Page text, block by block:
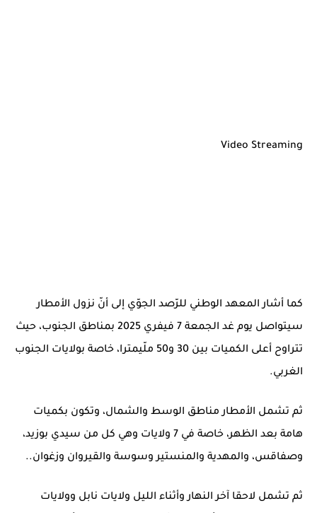
Video Streaming
كما أشار المعهد الوطني للرّصد الجوّي إلى أنّ نزول الأمطار
سيتواصل يوم غد الجمعة 7 فيفري 2025 بمناطق الجنوب، حيث
تتراوح أعلى الكميات بين 30 و50 ملّيمترا، خاصة بولايات الجنوب
الغربي.
ثم تشمل الأمطار مناطق الوسط والشمال، وتكون بكميات
هامة بعد الظهر، خاصة في 7 ولايات وهي كل من سيدي بوزيد،
وصفاقس، والمهدية والمنستير وسوسة والقيروان وزغوان..
ثم تشمل لاحقا آخر النهار وأثناء الليل ولايات نابل وولايات